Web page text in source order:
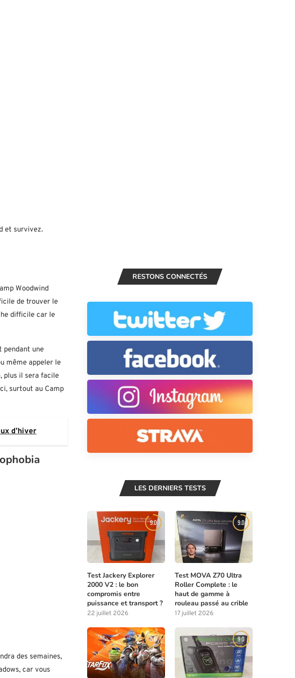
et survivez.
Woodwind
de trouver le
difficile car le
pendant une
même appeler le
plus il sera facile
surtout au Camp
d’hiver
des semaines,
car vous
RESTONS CONNECTÉS
LES DERNIERS TESTS
9.0
Test Jackery Explorer
2000 V2 : le bon
compromis entre
puissance et transport ?
22 juillet 2026
9.0
Test MOVA Z70 Ultra
Roller Complete : le
haut de gamme à
rouleau passé au crible
17 juillet 2026
8.0 9.0